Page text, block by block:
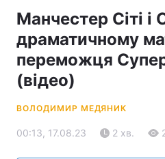
Манчестер Сіті і
драматичному
переможця
(відео)
ВОЛОДИМИР МЕДЯНИК
00:13, 17.08.23 2 хв.